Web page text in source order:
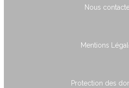
Nous
Mentions
Protection des